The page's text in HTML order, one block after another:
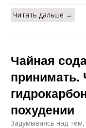
Читать дальше →
Чайная
принимать.
похудении
Задумываясь над